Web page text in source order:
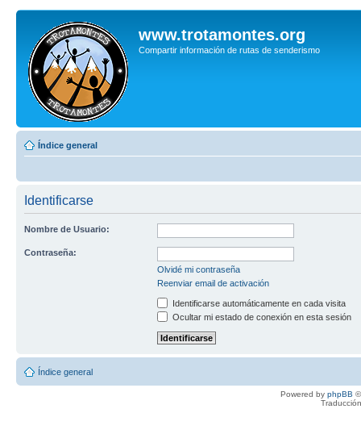
www.trotamontes.org
Compartir información de rutas de senderismo
Índice general
Identificarse
Nombre de Usuario:
Contraseña:
Olvidé mi contraseña
Reenviar email de activación
Identificarse automáticamente en cada visita
Ocultar mi estado de conexión en esta sesión
Índice general
Powered by phpBB